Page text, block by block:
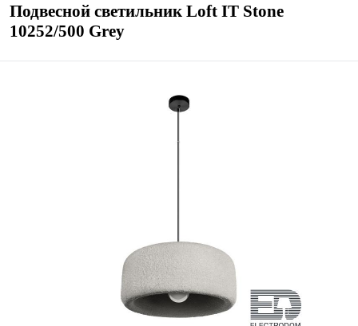
Подвесной светильник Loft IT Stone
10252/500 Grey